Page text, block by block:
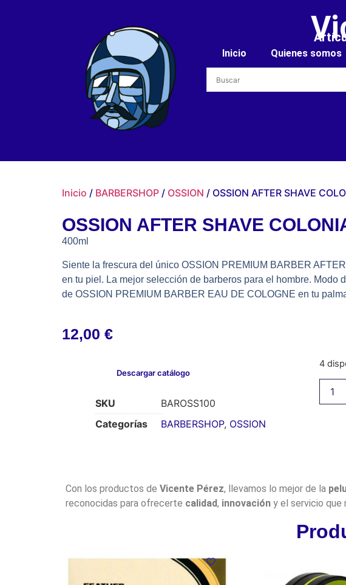
Inicio Quienes somos
Inicio / BARBERSHOP / OSSION / OSSION AFTER SHAVE
OSSION AFTER SHAVE
400ml
Siente la frescura del único OSSION PREMIUM BARBER
en tu piel. La mejor selección de barberos para el hombre. Modo
de OSSION PREMIUM BARBER EAU DE COLOGNE en tu
12,00 €
Descargar catálogo
SKU
BAROSS100
Categorías
BARBERSHOP, OSSION
4
Con los productos de Vicente Pérez, llevamos lo mejor de la
reconocidas para ofrecerte calidad, innovacióny el servicio que